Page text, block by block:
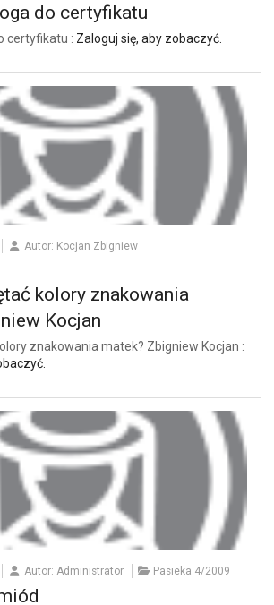
do certyfikatu
certyfikatu : Zaloguj się, aby zobaczyć.
Autor: Kocjan Zbigniew
kolory znakowania
Kocjan
znakowania matek? Zbigniew Kocjan :
Autor: Administrator Pasieka 4/2009